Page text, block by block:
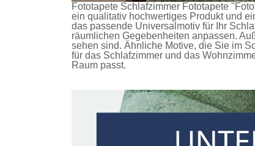
Fototapete Schlafzimmer Fototapete
ein qualitativ hochwertiges Produkt und
das passende Universalmotiv für Ihr
räumlichen Gegebenheiten anpassen.
sehen sind. Ähnliche Motive, die Sie im
für das Schlafzimmer und das
Raum passt.